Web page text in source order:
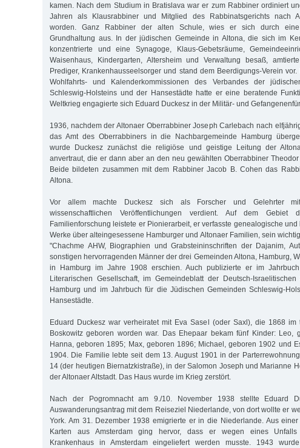
kamen. Nach dem Studium in Bratislava war er zum Rabbiner ordiniert
Jahren als Klausrabbiner und Mitglied des Rabbinatsgerichts nach
worden. Ganz Rabbiner der alten Schule, wies er sich durch eine
Grundhaltung aus. In der jüdischen Gemeinde in Altona, die sich im
konzentrierte und eine Synagoge, Klaus-Gebetsräume,
Waisenhaus, Kindergarten, Altersheim und Verwaltung besaß,
Prediger, Krankenhausseelsorger und stand dem Beerdigungs-Verein
Wohlfahrts- und Kalenderkommissionen des Verbandes der
Schleswig-Holsteins und der Hansestädte hatte er eine beratende
Weltkrieg engagierte sich Eduard Duckesz in der Militär- und
1936, nachdem der Altonaer Oberrabbiner Joseph Carlebach nach
das Amt des Oberrabbiners in die Nachbargemeinde Hamburg
wurde Duckesz zunächst die religiöse und geistige Leitung der
anvertraut, die er dann aber an den neu gewählten Oberrabbiner
Beide bildeten zusammen mit dem Rabbiner Jacob B. Cohen das
Altona.
Vor allem machte Duckesz sich als Forscher und Gelehrter
wissenschaftlichen Veröffentlichungen verdient. Auf dem Gebiet
Familienforschung leistete er Pionierarbeit, er verfasste genealogische und
Werke über alteingesessene Hamburger und Altonaer Familien, sein
"Chachme AHW, Biographien und Grabsteininschriften der Dajanim,
sonstigen hervorragenden Männer der drei Gemeinden Altona, Hamburg,
in Hamburg im Jahre 1908 erschien. Auch publizierte er im
Literarischen Gesellschaft, im Gemeindeblatt der Deutsch-Israelitischen
Hamburg und im Jahrbuch für die Jüdischen Gemeinden Schleswig-
Hansestädte.
Eduard Duckesz war verheiratet mit Eva Sasel (oder Saxl), die 1868 im
Boskowitz geboren worden war. Das Ehepaar bekam fünf Kinder: Leo,
Hanna, geboren 1895; Max, geboren 1896; Michael, geboren 1902 und
1904. Die Familie lebte seit dem 13. August 1901 in der
14 (der heutigen Biernatzkistraße), in der Salomon Joseph und Marianne
der Altonaer Altstadt. Das Haus wurde im Krieg zerstört.
Nach der Pogromnacht am 9./10. November 1938 stellte Eduard
Auswanderungsantrag mit dem Reiseziel Niederlande, von dort wollte er
York. Am 31. Dezember 1938 emigrierte er in die Niederlande. Aus
Karten aus Amsterdam ging hervor, dass er wegen eines
Krankenhaus in Amsterdam eingeliefert werden musste. 1943